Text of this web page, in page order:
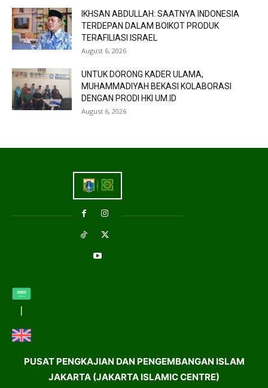
IKHSAN ABDULLAH: SAATNYA INDONESIA
TERDEPAN DALAM BOIKOT PRODUK
TERAFILIASI ISRAEL
August 6, 2026
UNTUK DORONG KADER ULAMA,
MUHAMMADIYAH BEKASI KOLABORASI
DENGAN PRODI HKI UM.ID
August 6, 2026
PUSAT PENGKAJIAN DAN PENGEMBANGAN ISLAM
JAKARTA (JAKARTA ISLAMIC CENTRE)